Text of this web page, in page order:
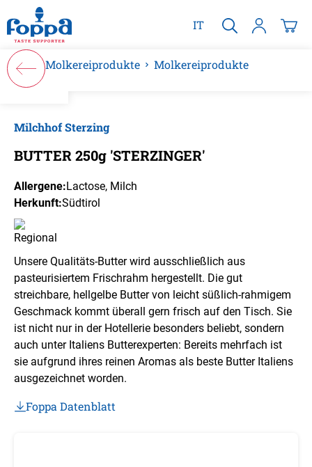
springen
IT
Molkereiprodukte Molkereiprodukte
Milchhof Sterzing
BUTTER 250g 'STERZINGER'
Allergene:Lactose, Milch
Herkunft:Südtirol
Unsere Qualitäts-Butter wird ausschließlich aus
pasteurisiertem Frischrahm hergestellt. Die gut
streichbare, hellgelbe Butter von leicht süßlich-rahmigem
Geschmack kommt überall gern frisch auf den Tisch. Sie
ist nicht nur in der Hotellerie besonders beliebt, sondern
auch unter Italiens Butterexperten: Bereits mehrfach ist
sie aufgrund ihres reinen Aromas als beste Butter Italiens
ausgezeichnet worden.
Foppa Datenblatt